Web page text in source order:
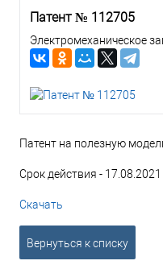
Патент № 112705
Электромеханическое
Патент на полезную
Срок действия - 17.08.2021
Скачать
Вернуться к списку